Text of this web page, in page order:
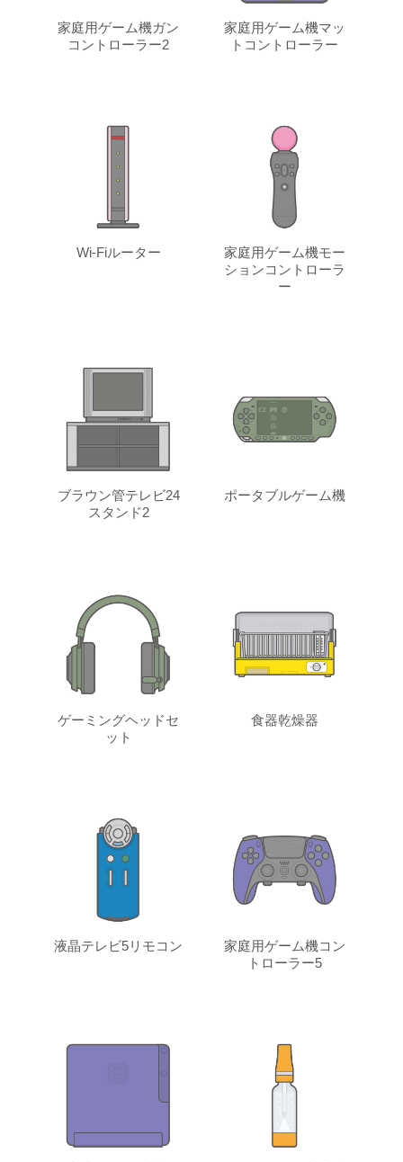
家庭用ゲーム機ガン
コントローラー2
家庭用ゲーム機マッ
トコントローラー
Wi-Fiルーター
家庭用ゲーム機モー
ションコントローラ
ー
ブラウン管テレビ24
スタンド2
ポータブルゲーム機
ゲーミングヘッドセ
ット
食器乾燥器
液晶テレビ5リモコン
家庭用ゲーム機コン
トローラー5